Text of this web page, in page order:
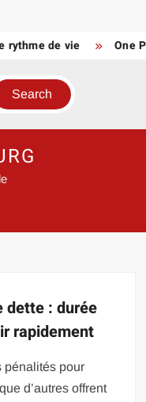
rythme de vie One
dette : durée
rapidement
pénalités pour
d’autres offrent